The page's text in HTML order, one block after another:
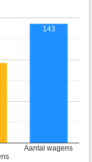
Aantal wagens
143